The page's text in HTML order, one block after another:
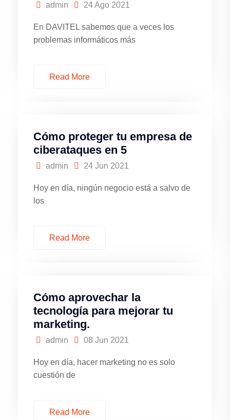
admin 24 Ago 2021
En DAVITEL sabemos que a veces los
problemas informáticos más
Read More
Cómo proteger tu empresa de
ciberataques en 5
admin 24 Jun 2021
Hoy en día, ningún negocio está a salvo de
los
Read More
Cómo aprovechar la
tecnología para mejorar tu
marketing.
admin 08 Jun 2021
Hoy en día, hacer marketing no es solo
cuestión de
Read More